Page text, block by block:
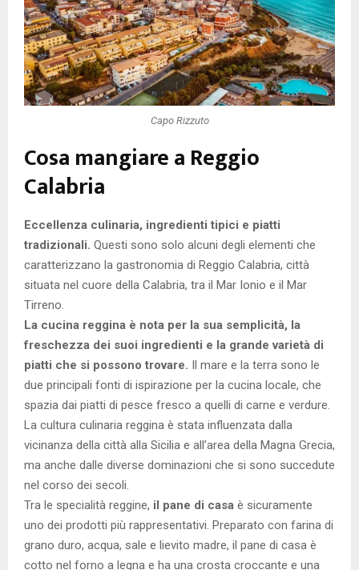
Capo Rizzuto
Cosa mangiare a Reggio
Calabria
Eccellenza culinaria, ingredienti tipici e piatti
tradizionali. Questi sono solo alcuni degli elementi che
caratterizzano la gastronomia di Reggio Calabria, città
situata nel cuore della Calabria, tra il Mar Ionio e il Mar
Tirreno.
La cucina reggina è nota per la sua semplicità, la
freschezza dei suoi ingredienti e la grande varietà di
piatti che si possono trovare. Il mare e la terra sono le
due principali fonti di ispirazione per la cucina locale, che
spazia dai piatti di pesce fresco a quelli di carne e verdure.
La cultura culinaria reggina è stata influenzata dalla
vicinanza della città alla Sicilia e all’area della Magna Grecia,
ma anche dalle diverse dominazioni che si sono succedute
nel corso dei secoli.
Tra le specialità reggine, il pane di casa è sicuramente
uno dei prodotti più rappresentativi. Preparato con farina di
grano duro, acqua, sale e lievito madre, il pane di casa è
cotto nel forno a legna e ha una crosta croccante e una